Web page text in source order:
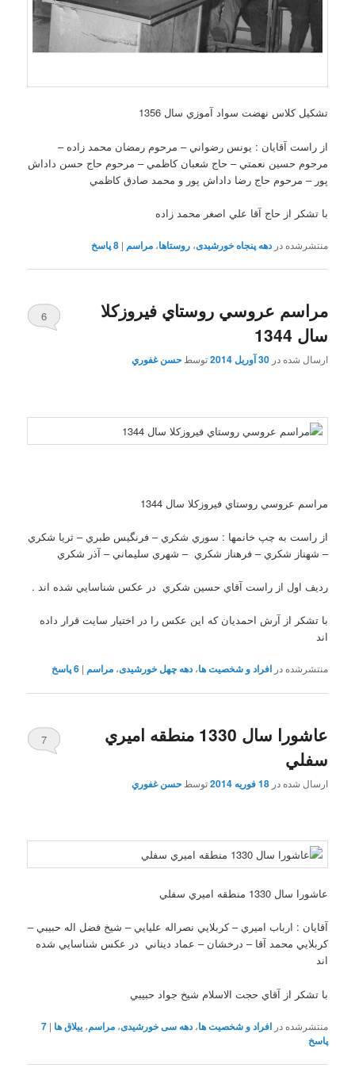
تشکيل کلاس نهضت سواد آموزي سال 1356
از راست آقايان : يونس رضواني – مرحوم رمضان محمد زاده –
مرحوم حسين نعمتي – حاج شعبان کاظمي – مرحوم حاج حسن داداش
پور – مرحوم حاج رضا داداش پور و محمد صادق کاظمي
با تشکر از حاج آقا علي اصغر محمد زاده
منتشرشده در دهه پنجاه خورشیدی،روستاها،مراسم |
8پاسخ
مراسم عروسي روستاي فيروزکلا
سال 1344
ارسال شده در30 آوریل 2014 توسطحسن غفوري
6
مراسم عروسي روستاي فيروزکلا سال 1344
از راست به چپ خانمها : سوري شکري – فرنگيس طبري – ثريا شکري
– شهناز شکري – فرهناز شکري – شهري سليماني – آذر شکري
رديف اول از راست آقاي حسين شکري در عکس شناسايي شده اند .
با تشکر از آرش احمديان که اين عکس را در اختيار سايت قرار داده
اند
منتشرشده در افراد و شخصیت ها،دهه چهل خورشیدی،مراسم |
6پاسخ
عاشورا سال 1330 منطقه اميري
سفلي
ارسال شده در18 فوریه 2014 توسطحسن غفوري
7
عاشورا سال 1330 منطقه اميري سفلي
آقايان : ارباب اميري – کربلايي نصراله عليايي – شيخ فضل اله حبيبي –
کربلايي محمد آقا – درخشان – عماد ديناني در عکس شناسايي شده
اند
با تشکر از آقاي حجت الاسلام شيخ جواد حبيبي
منتشرشده در افراد و شخصیت ها،دهه سی خورشیدی،مراسم،ییلاق ها |
7
پاسخ